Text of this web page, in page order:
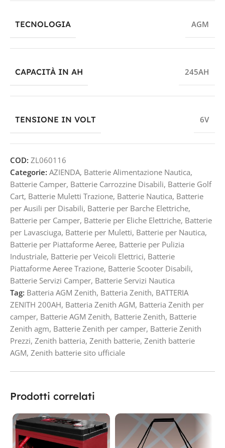
TECNOLOGIA AGM
CAPACITÀ IN AH 245AH
TENSIONE IN VOLT 6V
COD: ZL060116
Categorie: AZIENDA, Batterie Alimentazione Nautica,
Batterie Camper, Batterie Carrozzine Disabili, Batterie Golf
Cart, Batterie Muletti Trazione, Batterie Nautica, Batterie
per Ausili per Disabili, Batterie per Barche Elettriche,
Batterie per Camper, Batterie per Eliche Elettriche, Batterie
per Lavasciuga, Batterie per Muletti, Batterie per Nautica,
Batterie per Piattaforme Aeree, Batterie per Pulizia
Industriale, Batterie per Veicoli Elettrici, Batterie
Piattaforme Aeree Trazione, Batterie Scooter Disabili,
Batterie Servizi Camper, Batterie Servizi Nautica
Tag: Batteria AGM Zenith, Batteria Zenith, BATTERIA
ZENITH 200AH, Batteria Zenith AGM, Batteria Zenith per
camper, Batterie AGM Zenith, Batterie Zenith, Batterie
Zenith agm, Batterie Zenith per camper, Batterie Zenith
Prezzi, Zenith batteria, Zenith batterie, Zenith batterie
AGM, Zenith batterie sito ufficiale
Prodotti correlati